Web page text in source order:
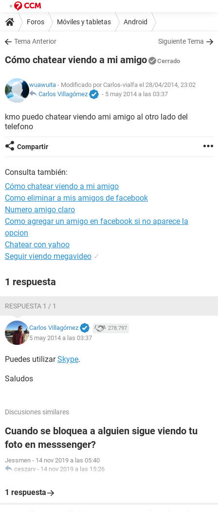
Foros Móviles y tabletas Android
Tema Anterior Siguiente Tema
Cómo chatear viendo a mi amigo Cerrado
wuawuita - Modificado por Carlos-vialfa el 28/04/2014, 23:02
Carlos Villagómez
- 5 may 2014 a las 03:37
kmo puedo chatear viendo ami amigo al otro lado del
telefono
Compartir
Consulta también:
Cómo chatear viendo a mi amigo
Como eliminar a mis amigos de facebook
Numero amigo claro
Como agregar un amigo en facebook si no aparece la
opcion
Chatear con yahoo
Seguir viendo megavideo ✓
1 respuesta
RESPUESTA 1 / 1
Carlos Villagómez 278.797
5 may 2014 a las 03:37
Puedes utilizarSkype.
Saludos
Discusiones similares
Cuando se bloquea a alguien sigue viendo tu
foto en messsenger?
Jessmen - 14 nov 2019 a las 05:40
ceszarv - 14 nov 2019 a las 15:26
1 respuesta